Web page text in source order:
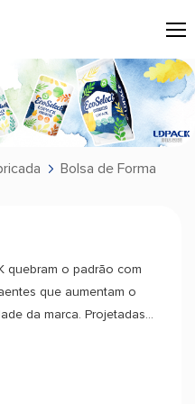
Bolsa de Forma
quebram o padrão com
que aumentam o
da marca. Projetadas